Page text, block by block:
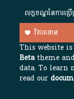
លក្ខខណ្ឌនៃការប្រ
វិភាគទាន
This website
Betatheme
data. To learn
read our